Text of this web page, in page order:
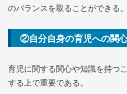
のバランスを取ることができる。
②自分自身の育児への関
育児に関する関心や知識を持つ
する上で重要である。